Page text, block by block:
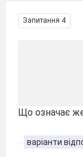
Запитання 4
Що означає
варіанти